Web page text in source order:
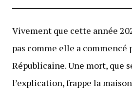
Vivement que cette année
pas comme elle a commencé
Républicaine. Une mort, que
l’explication, frappe la